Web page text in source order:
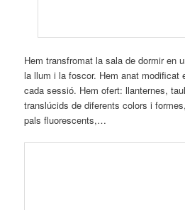
Hem transfromat la sala de dormir en
la llum i la foscor. Hem anat modificat
cada sessió. Hem ofert: llanternes,
translúcids de diferents colors i
pals fluorescents,…